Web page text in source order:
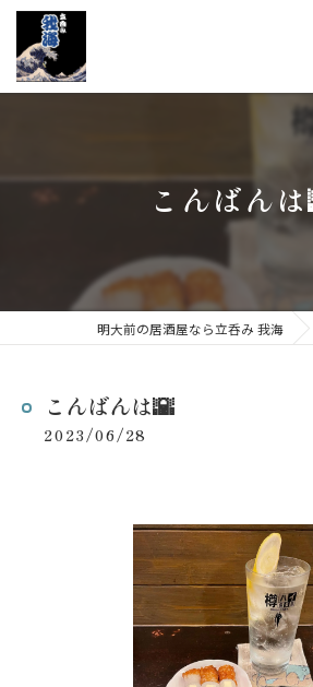
こんばん
明大前の居酒屋なら立呑み 我海
こんばんは🌇
2023/06/28